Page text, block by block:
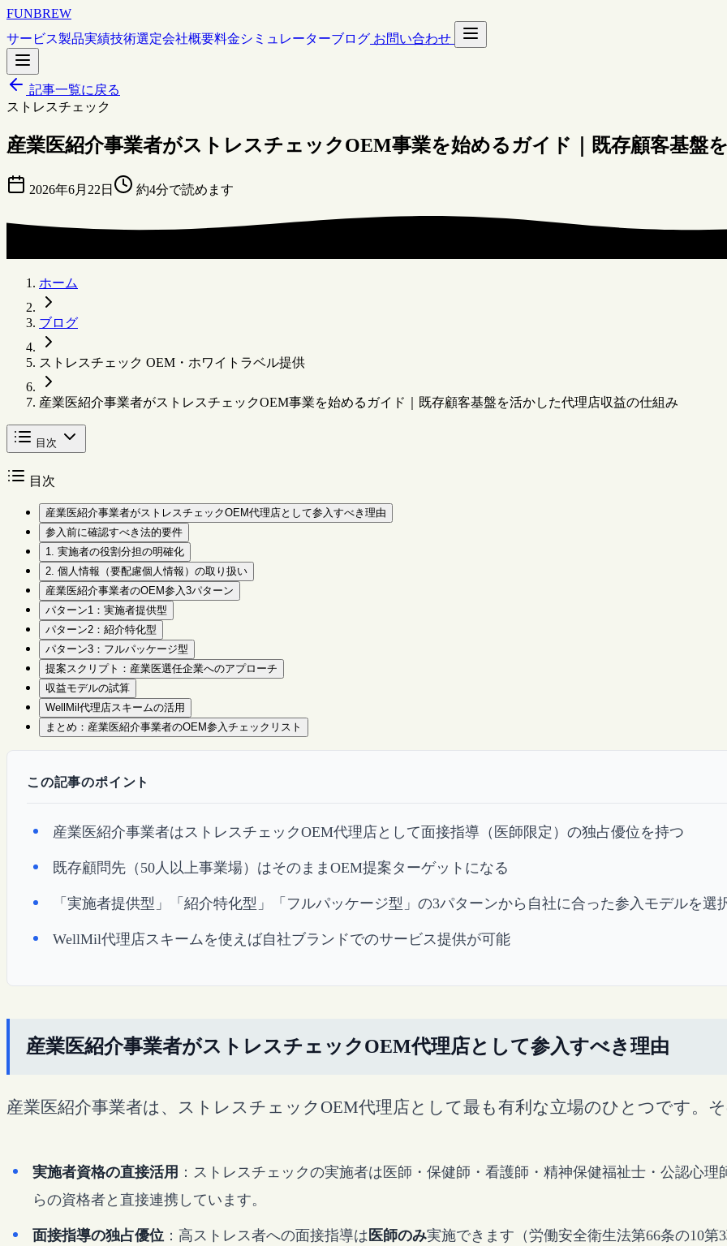
FUNBREW
サービス製品実績技術選定会社概要料金シミュレーターブログ お問い合わせ
記事一覧に戻る
ストレスチェック
産業医紹介事業者がストレスチェックOEM事業を始めるガイド｜既存顧客基盤
2026年6月22日 約4分で読めます
ホーム
ブログ
ストレスチェック OEM・ホワイトラベル提供
産業医紹介事業者がストレスチェックOEM事業を始めるガイド｜既存顧客基盤を活かした代理店収益の仕組み
目次
目次
産業医紹介事業者がストレスチェックOEM代理店として参入すべき理由
参入前に確認すべき法的要件
1. 実施者の役割分担の明確化
2. 個人情報（要配慮個人情報）の取り扱い
産業医紹介事業者のOEM参入3パターン
パターン1：実施者提供型
パターン2：紹介特化型
パターン3：フルパッケージ型
提案スクリプト：産業医選任企業へのアプローチ
収益モデルの試算
WellMil代理店スキームの活用
まとめ：産業医紹介事業者のOEM参入チェックリスト
この記事のポイント
産業医紹介事業者はストレスチェックOEM代理店として面接指導（医師限定）の独占優位を持つ
既存顧問先（50人以上事業場）はそのままOEM提案ターゲットになる
「実施者提供型」「紹介特化型」「フルパッケージ型」の3パターンから自社に合った参入モデルを選
WellMil代理店スキームを使えば自社ブランドでのサービス提供が可能
産業医紹介事業者がストレスチェックOEM代理店として参入すべき理由
産業医紹介事業者は、ストレスチェックOEM代理店として最も有利な立場のひとつです。
実施者資格の直接活用 ：ストレスチェックの実施者は医師・保健師・看護師・精神保健福祉士・公認心
らの資格者と直接連携しています。
面接指導の独占優位 ：高ストレス者への面接指導は 医師のみ実施できます（労働安全衛生法第66条の10